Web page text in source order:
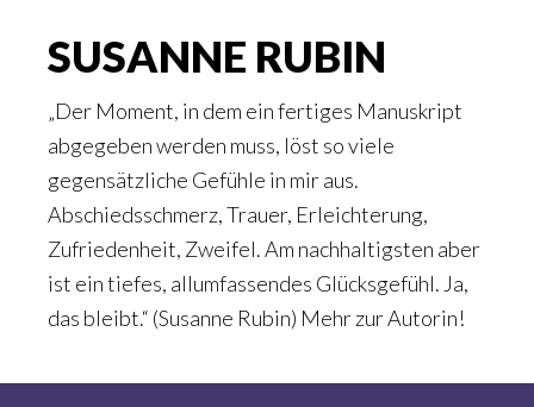
SUSANNE RUBIN
„Der Moment, in dem ein fertiges Manuskript
abgegeben werden muss, löst so viele
gegensätzliche Gefühle in mir aus.
Abschiedsschmerz, Trauer, Erleichterung,
Zufriedenheit, Zweifel. Am nachhaltigsten aber
ist ein tiefes, allumfassendes Glücksgefühl. Ja,
das bleibt.“ (Susanne Rubin) Mehr zur Autorin!